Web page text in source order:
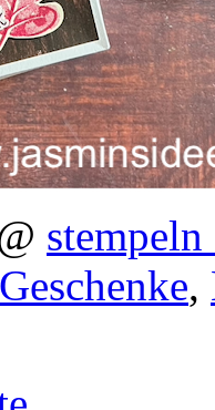
Geschenke,